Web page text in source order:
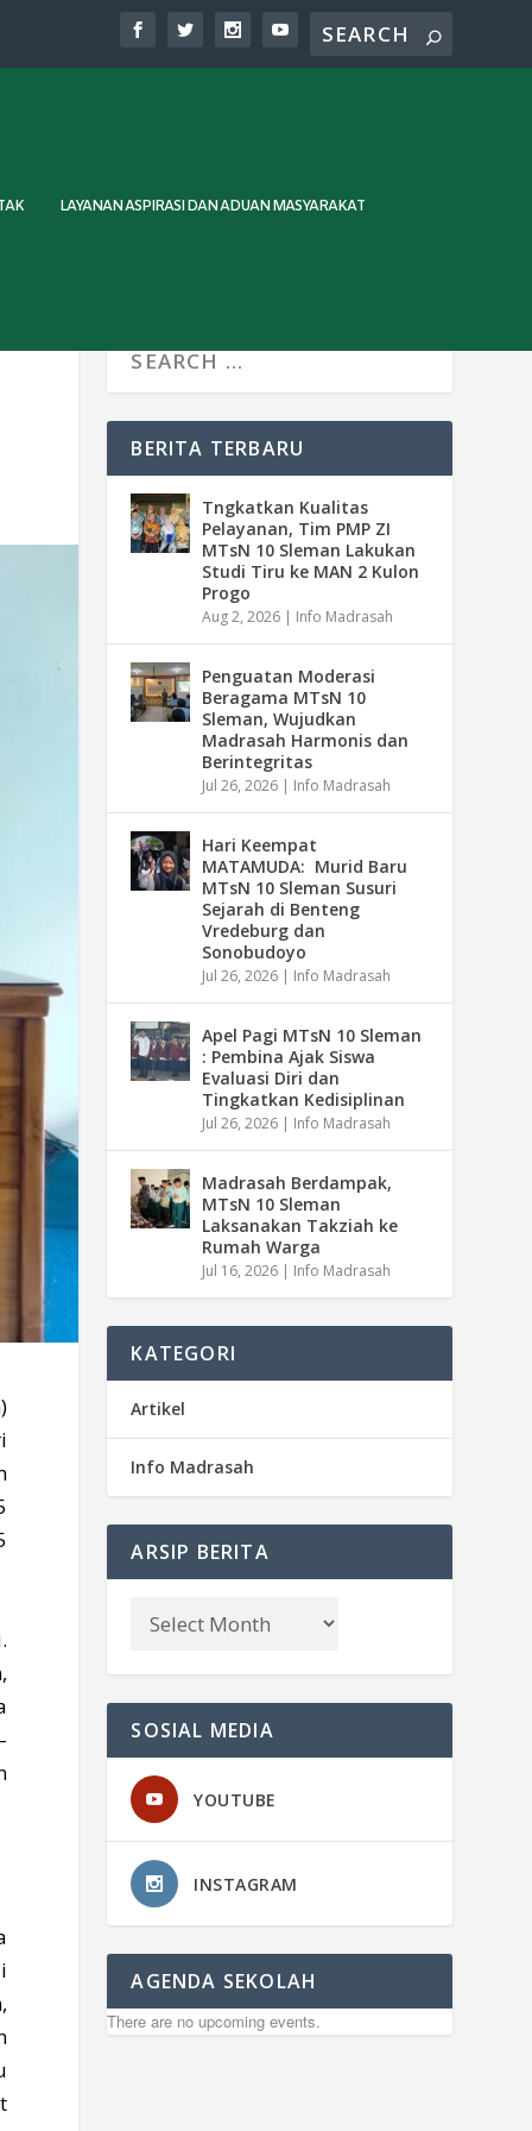
LAYANAN ASPIRASI DAN ADUAN MASYARAKAT
BERITA TERBARU
Tngkatkan Kualitas
Pelayanan, Tim PMP ZI
MTsN 10 Sleman Lakukan
Studi Tiru ke MAN 2 Kulon
Progo
Aug 2, 2026 | Info Madrasah
Penguatan Moderasi
Beragama MTsN 10
Sleman, Wujudkan
Madrasah Harmonis dan
Berintegritas
Jul 26, 2026 | Info Madrasah
Hari Keempat
MATAMUDA: Murid Baru
MTsN 10 Sleman Susuri
Sejarah di Benteng
Vredeburg dan
Sonobudoyo
Jul 26, 2026 | Info Madrasah
Apel Pagi MTsN 10 Sleman
: Pembina Ajak Siswa
Evaluasi Diri dan
Tingkatkan Kedisiplinan
Jul 26, 2026 | Info Madrasah
Madrasah Berdampak,
MTsN 10 Sleman
Laksanakan Takziah ke
Rumah Warga
Jul 16, 2026 | Info Madrasah
KATEGORI
Artikel
Info Madrasah
ARSIP BERITA
SOSIAL MEDIA
YOUTUBE
INSTAGRAM
AGENDA SEKOLAH
There are no upcoming events.